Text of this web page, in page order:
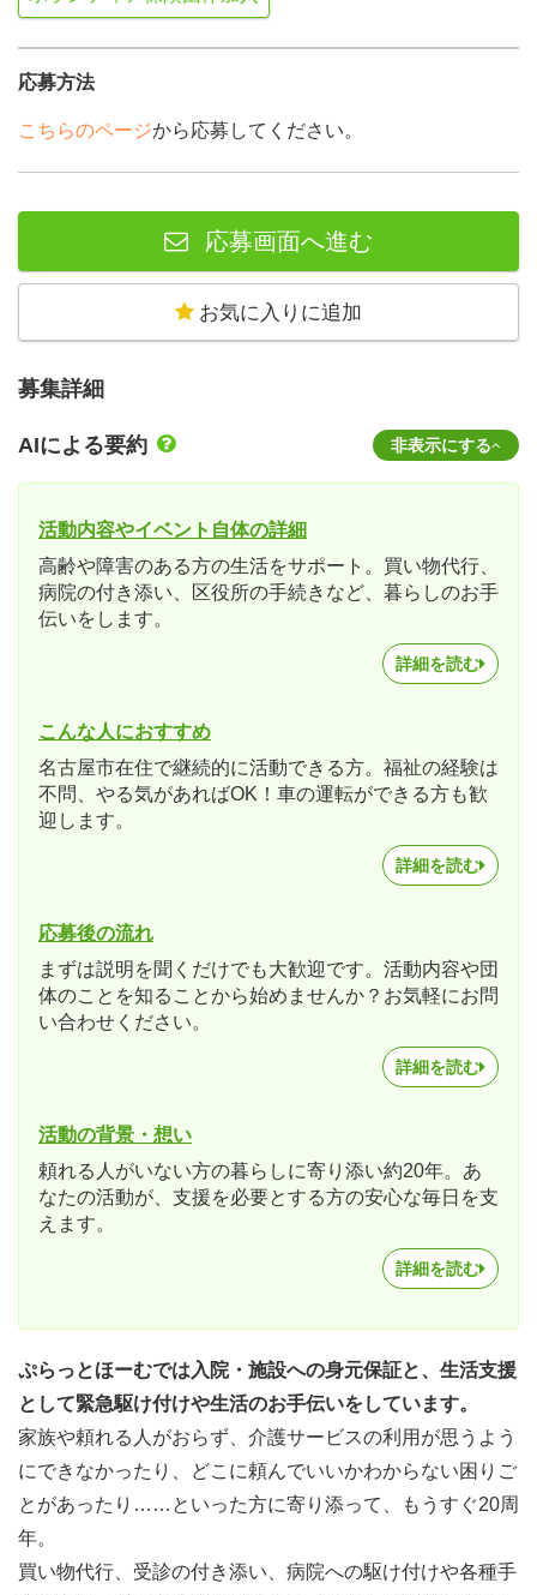
応募方法
こちらのページから応募してください。
応募画面へ進む
お気に入りに追加
募集詳細
AIによる要約 非表示にする
活動内容やイベント自体の詳細
高齢や障害のある方の生活をサポート。買い物代行、
病院の付き添い、区役所の手続きなど、暮らしのお手
伝いをします。
詳細を読む
こんな人におすすめ
名古屋市在住で継続的に活動できる方。福祉の経験は
不問、やる気があればOK！車の運転ができる方も歓
迎します。
詳細を読む
応募後の流れ
まずは説明を聞くだけでも大歓迎です。活動内容や団
体のことを知ることから始めませんか？お気軽にお問
い合わせください。
詳細を読む
活動の背景・想い
頼れる人がいない方の暮らしに寄り添い約20年。あ
なたの活動が、支援を必要とする方の安心な毎日を支
えます。
詳細を読む
ぷらっとほーむでは入院・施設への身元保証と、生活支援
として緊急駆け付けや生活のお手伝いをしています。
家族や頼れる人がおらず、介護サービスの利用が思うよう
にできなかったり、どこに頼んでいいかわからない困りご
とがあったり……といった方に寄り添って、もうすぐ20周
年。
買い物代行、受診の付き添い、病院への駆け付けや各種手